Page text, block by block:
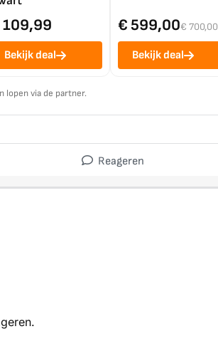
Bekijk deal
€ 599,00€ 700,00
Bekijk deal
lopen via de partner.
Reageren